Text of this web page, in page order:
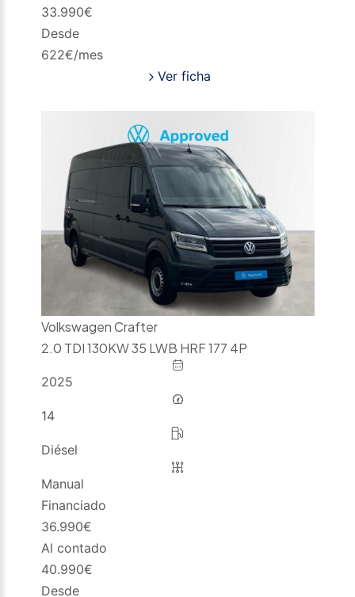
33.990€
Desde
622€/mes
Ver ficha
Volkswagen Crafter
2.0 TDI 130KW 35 LWB HRF 177 4P
2025
14
Diésel
Manual
Financiado
36.990€
Al contado
40.990€
Desde